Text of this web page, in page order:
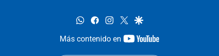
whatsappfacebookinstagram
twittergoogle
Más contenido en
youtube-